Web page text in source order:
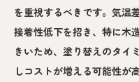
を重視するべきです。気温
接着性低下を招き、特に木
きいため、塗り替えのタイ
しコストが増える可能性が